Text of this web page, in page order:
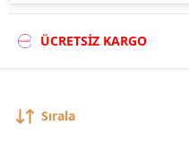
ÜCRETSİZ KARGO
Sırala